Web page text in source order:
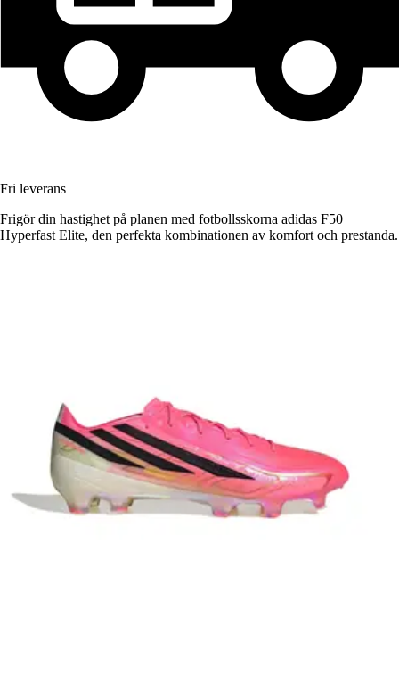
Fri leverans
Frigör din hastighet på planen med fotbollsskorna adidas F50
Hyperfast Elite, den perfekta kombinationen av komfort och prestanda.